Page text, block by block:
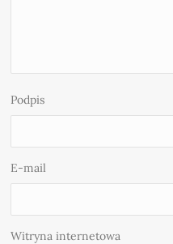
Podpis
E-mail
Witryna internetowa